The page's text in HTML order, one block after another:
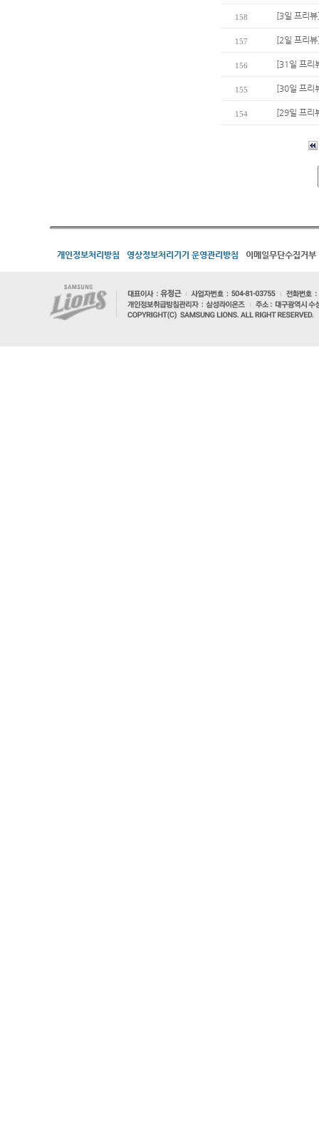
158 [3일 프리
157 [2일 프리
156 [31일 프리
155 [30일 프리
154 [29일 프리
개인정보처리방침 영상정보처리기기 운영관리방침 이메일무단수집거부